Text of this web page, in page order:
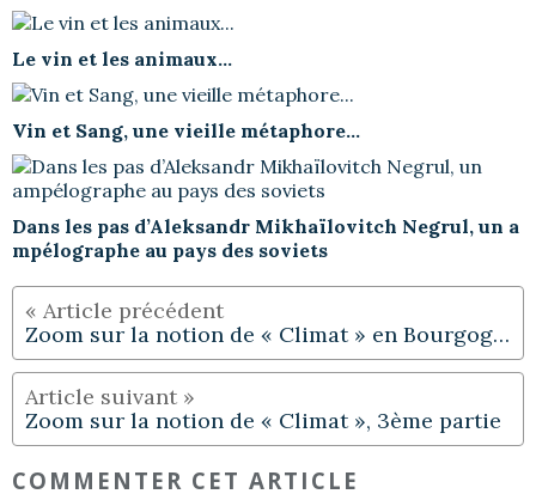
Le vin et les animaux...
Vin et Sang, une vieille métaphore...
Dans les pas d’Aleksandr Mikhaïlovitch Negrul, un a
mpélographe au pays des soviets
Zoom sur la notion de « Climat » en Bourgogne
Zoom sur la notion de « Climat », 3ème partie
COMMENTER CET ARTICLE